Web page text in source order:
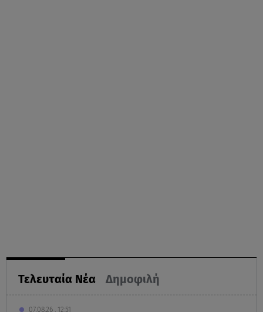
Τελευταία Νέα Δημοφιλή
07.08.26 , 12:51